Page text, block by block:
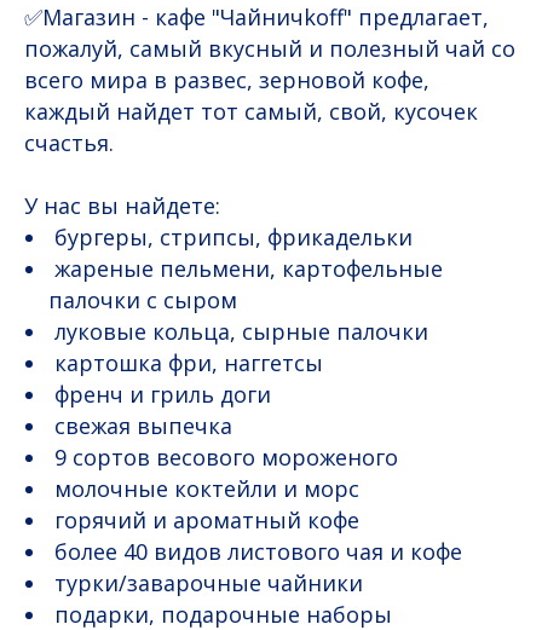
✅Магазин - кафе "Чайничkoff" предлагает,
пожалуй, самый вкусный и полезный чай со
всего мира в развес, зерновой кофе,
каждый найдет тот самый, свой, кусочек
счастья.
У нас вы найдете:
бургеры, стрипсы, фрикадельки
жареные пельмени, картофельные
палочки с сыром
луковые кольца, сырные палочки
картошка фри, наггетсы
френч и гриль доги
свежая выпечка
9 сортов весового мороженого
молочные коктейли и морс
горячий и ароматный кофе
более 40 видов листового чая и кофе
турки/заварочные чайники
подарки, подарочные наборы